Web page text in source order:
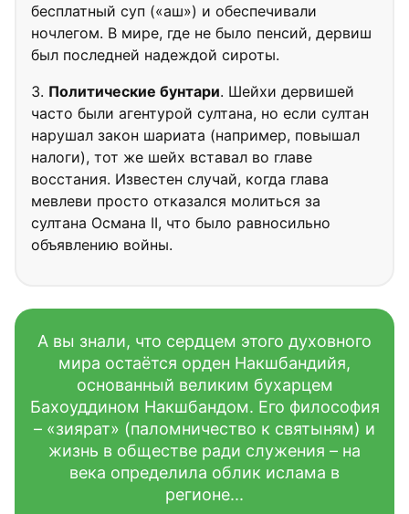
бесплатный суп («аш») и обеспечивали
ночлегом. В мире, где не было пенсий, дервиш
был последней надеждой сироты.
Политические бунтари. Шейхи дервишей
часто были агентурой султана, но если султан
нарушал закон шариата (например, повышал
налоги), тот же шейх вставал во главе
восстания. Известен случай, когда глава
мевлеви просто отказался молиться за
султана Османа II, что было равносильно
объявлению войны.
А вы знали, что сердцем этого духовного
мира остаётся орден Накшбандийя,
основанный великим бухарцем
Бахоуддином Накшбандом. Его философия
– «зиярат» (паломничество к святыням) и
жизнь в обществе ради служения – на
века определила облик ислама в
регионе...